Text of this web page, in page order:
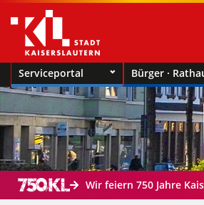
Serviceportal Bürger ·
Wir feiern 750 Jahre